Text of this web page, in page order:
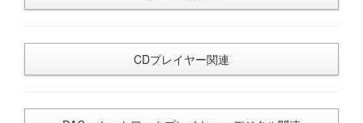
CDプレイヤー関連